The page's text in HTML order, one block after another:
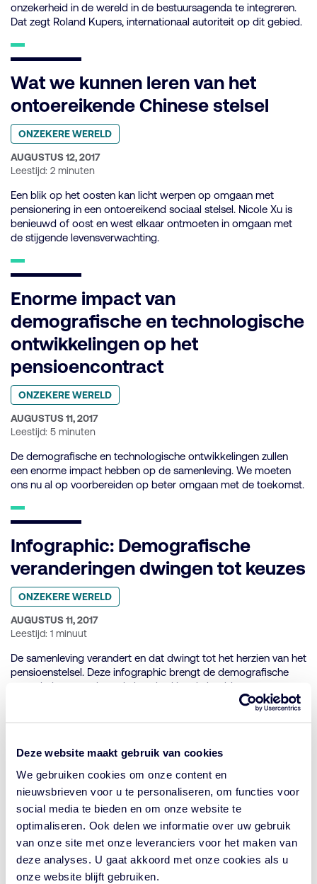
Deze website maakt gebruik van cookies
We gebruiken cookies om onze content en
nieuwsbrieven voor u te personaliseren, om functies voor
social media te bieden en om onze website te
optimaliseren. Ook delen we informatie over uw gebruik
van onze site met onze leveranciers voor het maken van
deze analyses. U gaat akkoord met onze cookies als u
onze website blijft gebruiken.
onzekerheid in de wereld in de bestuursagenda te integreren.
Dat zegt Roland Kupers, internationaal autoriteit op dit gebied.
Wat we kunnen leren van het
ontoereikende Chinese stelsel
Geplaatst
categorie:
ONZEKERE WERELD
GEPUBLICEERD
OP:
AUGUSTUS 12, 2017
Leestijd: 2 minuten
Een blik op het oosten kan licht werpen op omgaan met
pensionering in een ontoereikend sociaal stelsel. Nicole Xu is
benieuwd of oost en west elkaar ontmoeten in omgaan met
de stijgende levensverwachting.
Enorme impact van
demografische en technologische
ontwikkelingen op het
pensioencontract
Geplaatst
categorie:
ONZEKERE WERELD
GEPUBLICEERD
OP:
AUGUSTUS 11, 2017
Leestijd: 5 minuten
De demografische en technologische ontwikkelingen zullen
een enorme impact hebben op de samenleving. We moeten
ons nu al op voorbereiden op beter omgaan met de toekomst.
Infographic: Demografische
veranderingen dwingen tot keuzes
Geplaatst
categorie:
ONZEKERE WERELD
GEPUBLICEERD
OP:
AUGUSTUS 11, 2017
Leestijd: 1 minuut
De samenleving verandert en dat dwingt tot het herzien van het
pensioenstelsel. Deze infographic brengt de demografische
veranderingen gedurende honderd jaar in beeld.
Solidariteit tussen generaties is
eindig
Geplaatst
categorie:
ONZEKERE WERELD
GEPUBLICEERD
OP:
AUGUSTUS 10, 2017
Leestijd: 3 minuten
De geesten lijken rijp voor een gedifferentieerd,
generatieneutraal pensioenstelsel. Hoog tijd voor